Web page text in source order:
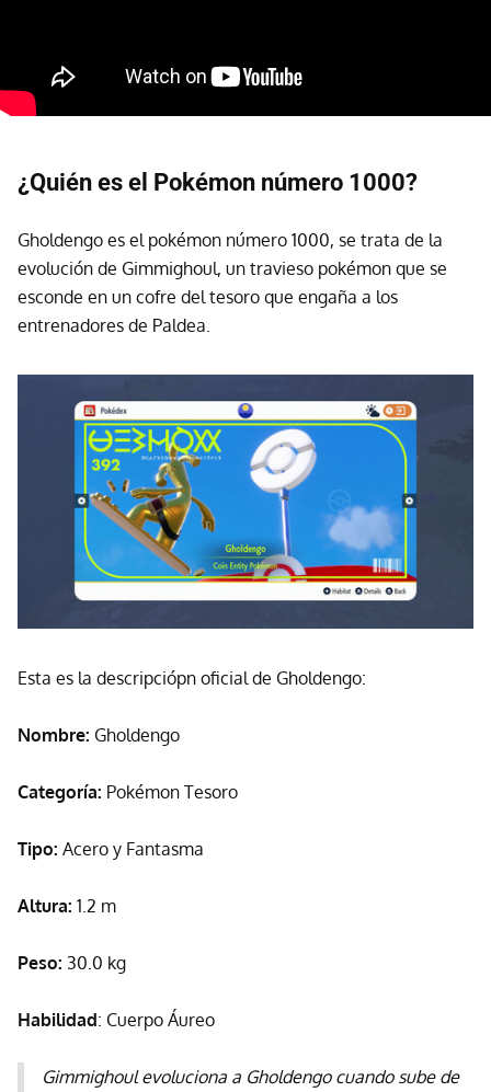
¿Quién es el Pokémon número 1000?
Gholdengo es el pokémon número 1000, se trata de la
evolución de Gimmighoul, un travieso pokémon que se
esconde en un cofre del tesoro que engaña a los
entrenadores de Paldea.
Esta es la descripciópn oficial de Gholdengo:
Nombre: Gholdengo
Categoría: Pokémon Tesoro
Tipo: Acero y Fantasma
Altura: 1.2 m
Peso: 30.0 kg
Habilidad: Cuerpo Áureo
Gimmighoul evoluciona a Gholdengo cuando sube de